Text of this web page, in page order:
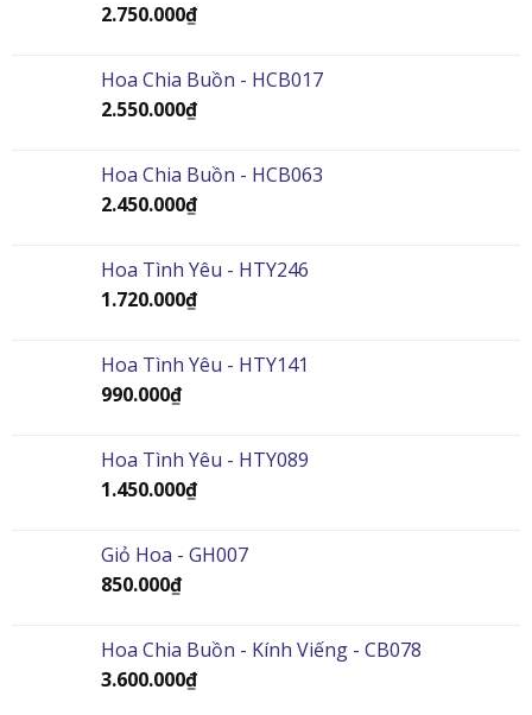
2.750.000₫
Hoa Chia Buồn - HCB017
2.550.000₫
Hoa Chia Buồn - HCB063
2.450.000₫
Hoa Tình Yêu - HTY246
1.720.000₫
Hoa Tình Yêu - HTY141
990.000₫
Hoa Tình Yêu - HTY089
1.450.000₫
Giỏ Hoa - GH007
850.000₫
Hoa Chia Buồn - Kính Viếng - CB078
3.600.000₫